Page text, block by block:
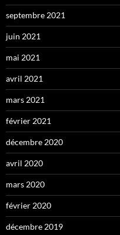
septembre 2021
juin 2021
mai 2021
avril 2021
mars 2021
février 2021
décembre 2020
avril 2020
mars 2020
février 2020
décembre 2019